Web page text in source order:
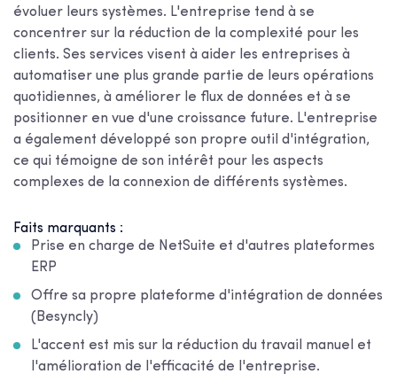
évoluer leurs systèmes. L'entreprise tend à se
concentrer sur la réduction de la complexité pour les
clients. Ses services visent à aider les entreprises à
automatiser une plus grande partie de leurs opérations
quotidiennes, à améliorer le flux de données et à se
positionner en vue d'une croissance future. L'entreprise
a également développé son propre outil d'intégration,
ce qui témoigne de son intérêt pour les aspects
complexes de la connexion de différents systèmes.
Faits marquants :
Prise en charge de NetSuite et d'autres plateformes
ERP
Offre sa propre plateforme d'intégration de données
(Besyncly)
L'accent est mis sur la réduction du travail manuel et
l'amélioration de l'efficacité de l'entreprise.